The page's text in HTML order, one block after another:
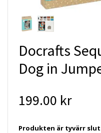
Docrafts
Dog in
199.00 kr
Produkten är tyvärr slut